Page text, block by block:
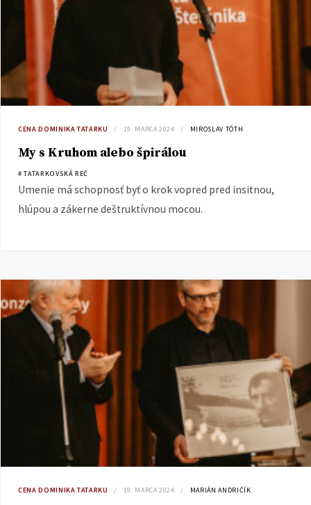
CENA DOMINIKA TATARKU 19. MARCA 2024 MIROSLAV TÓTH
My s Kruhom alebo špirálou
# TATARKOVSKÁ REČ
Umenie má schopnosť byť o krok vopred pred insitnou,
hlúpou a zákerne deštruktívnou mocou.
CENA DOMINIKA TATARKU 19. MARCA 2024 MARIÁN ANDRIČÍK